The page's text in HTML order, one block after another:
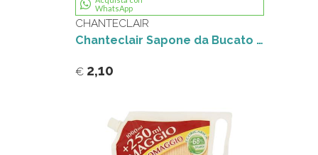
WhatsApp
CHANTECLAIR
Chanteclair Sapone da Bucato Muschio Bianco Ecoricarica 1250 ml
€ 2,10